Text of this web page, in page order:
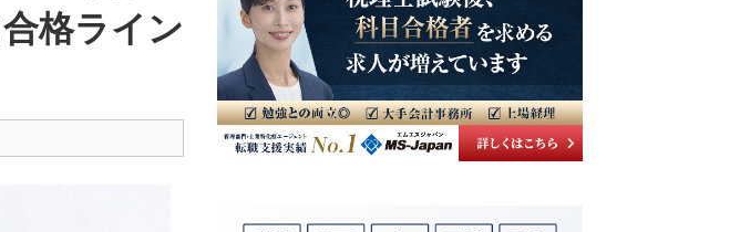
格ライン